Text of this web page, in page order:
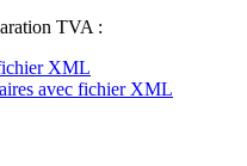
TVA :
XML
avec fichier XML